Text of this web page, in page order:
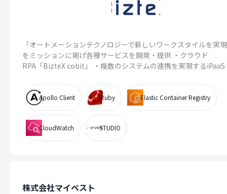
「オートメーションテクノロジーで新しいワークスタイルを実
をミッションに掲げ各種サービスを開発・提供 ・クラウド
RPA「BizteX cobit」 ・複数のシステムの連携を実現するiPaaS
Apollo Client Ruby Elastic Container Registry
CloudWatch STUDIO
株式会社マイベスト